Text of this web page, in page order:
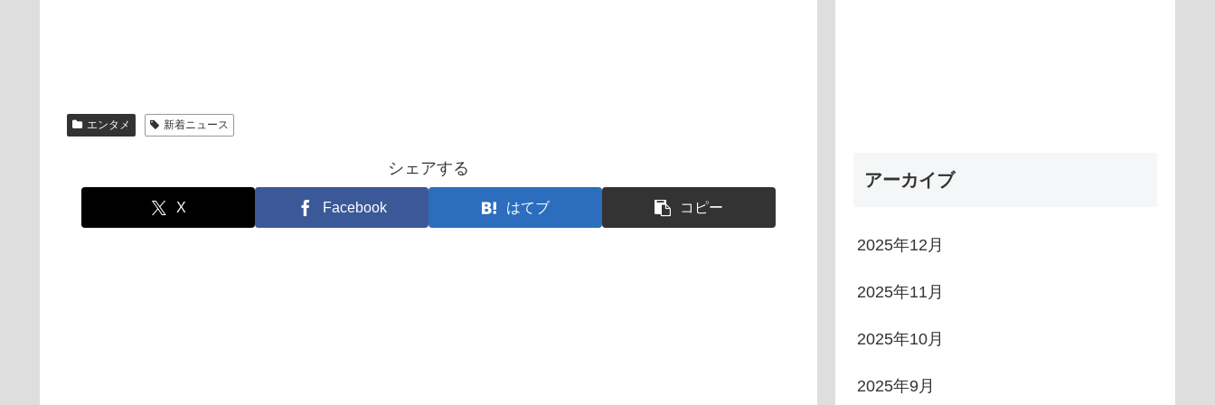
エンタメ 新着ニュース
シェアする
X Facebook はてブ コピー
アーカイブ
2025年12月
2025年11月
2025年10月
2025年9月